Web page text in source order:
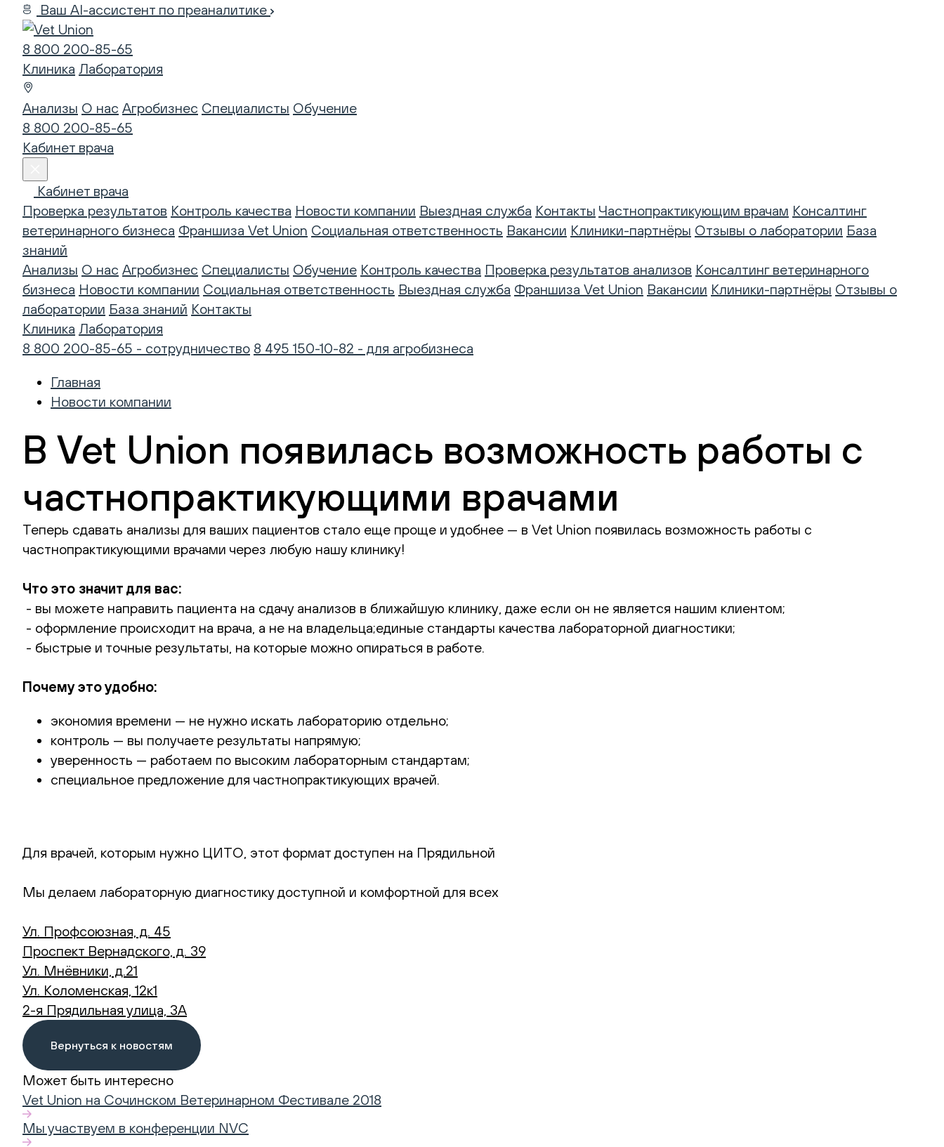
Ваш AI-ассистент по преаналитике
8 800 200-85-65
Клиника Лаборатория
Анализы О нас Агробизнес Специалисты Обучение
8 800 200-85-65
Кабинет врача
Кабинет врача
Проверка результатов Контроль качества Новости компании Выездная служба Контакты Частнопрактикующим врачам Консалтинг
ветеринарного бизнеса Франшиза Vet Union Социальная ответственность Вакансии Клиники-партнёры Отзывы о лаборатории База
знаний
Анализы О нас Агробизнес Специалисты Обучение Контроль качества Проверка результатов анализов Консалтинг ветеринарного
бизнеса Новости компании Социальная ответственность Выездная служба Франшиза Vet Union Вакансии Клиники-партнёры Отзывы о
лаборатории База знаний Контакты
Клиника Лаборатория
8 800 200-85-65 - сотрудничество 8 495 150-10-82 - для агробизнеса
Главная
Новости компании
В Vet Union появилась возможность работы с
частнопрактикующими врачами
Теперь сдавать анализы для ваших пациентов стало еще проще и удобнее — в Vet Union появилась возможность работы с
частнопрактикующими врачами через любую нашу клинику!
Что это значит для вас:
️- вы можете направить пациента на сдачу анализов в ближайшую клинику, даже если он не является нашим клиентом;
️- оформление происходит на врача, а не на владельца;️единые стандарты качества лабораторной диагностики;
️- быстрые и точные результаты, на которые можно опираться в работе.
Почему это удобно:
экономия времени — не нужно искать лабораторию отдельно;
контроль — вы получаете результаты напрямую;
уверенность — работаем по высоким лабораторным стандартам;
специальное предложение для частнопрактикующих врачей.
Для врачей, которым нужно ЦИТО, этот формат доступен на Прядильной
Мы делаем лабораторную диагностику доступной и комфортной для всех
Ул. Профсоюзная, д. 45
Проспект Вернадского, д. 39
Ул. Мнёвники, д.21
Ул. Коломенская, 12к1
2-я Прядильная улица, 3А
Вернуться к новостям
Может быть интересно
Vet Union на Сочинском Ветеринарном Фестивале 2018
Мы участвуем в конференции NVC